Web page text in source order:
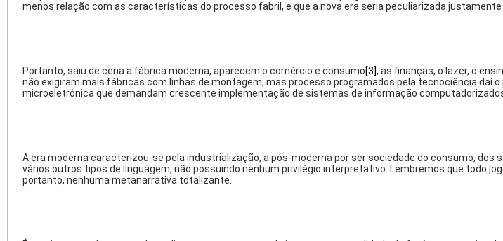
menos relação com as características do processo fabril, e que a nova era seria peculiarizada justamente
Portanto, saiu de cena a fábrica moderna, aparecem o comércio e consumo[3], as finanças, o lazer, o
não exigiram mais fábricas com linhas de montagem, mas processo programados pela tecnociência daí
microeletrônica que demandam crescente implementação de sistemas de informação
A era moderna caracterizou-se pela industrialização, a pós-moderna por ser sociedade do consumo, dos
vários outros tipos de linguagem, não possuindo nenhum privilégio interpretativo. Lembremos que todo
portanto, nenhuma metanarrativa totalizante.